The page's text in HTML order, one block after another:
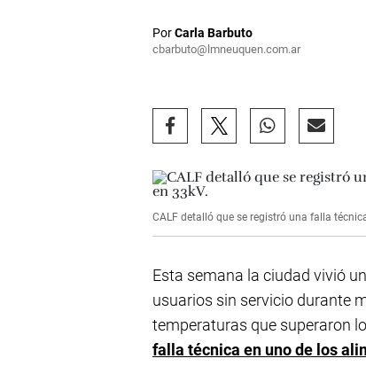
PorCarla Barbuto
cbarbuto@lmneuquen.com.ar
CALF detalló que se registró una falla
Esta semana la ciudad vivió
usuarios sin servicio durante
temperaturas que superaron
falla técnica en uno de los